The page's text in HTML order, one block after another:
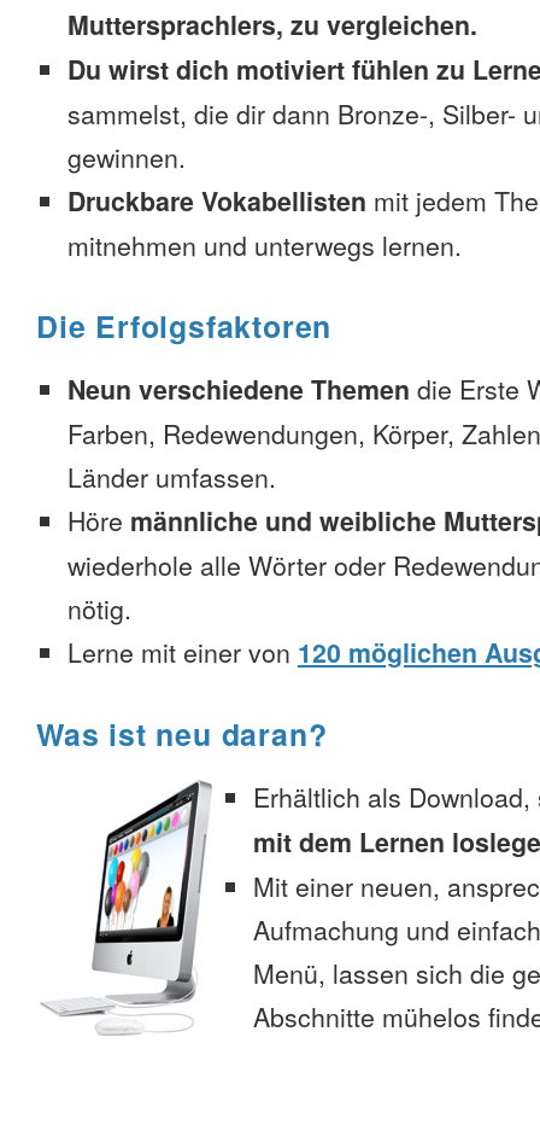
Muttersprachlers, zu vergleichen.
Du wirst dich motiviert fühlen zu
sammelst, die dir dann Bronze-, Silber-
gewinnen.
Druckbare Vokabellisten mit jedem
mitnehmen und unterwegs lernen.
Die Erfolgsfaktoren
Neun verschiedene Themen die Erste
Farben, Redewendungen, Körper,
Länder umfassen.
Höre männliche und weibliche
wiederhole alle Wörter oder
nötig.
Lerne mit einer von 120 möglichen
Was ist neu daran?
Erhältlich als
mit dem Lernen
Mit einer neuen,
Aufmachung und
Menü, lassen sich die
Abschnitte mühelos